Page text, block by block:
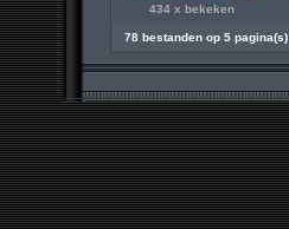
434 x bekeken
78 bestanden op 5 pagina(s)